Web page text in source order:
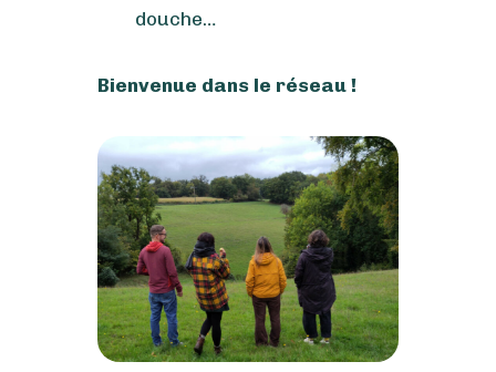
douche…
Bienvenue dans le réseau !